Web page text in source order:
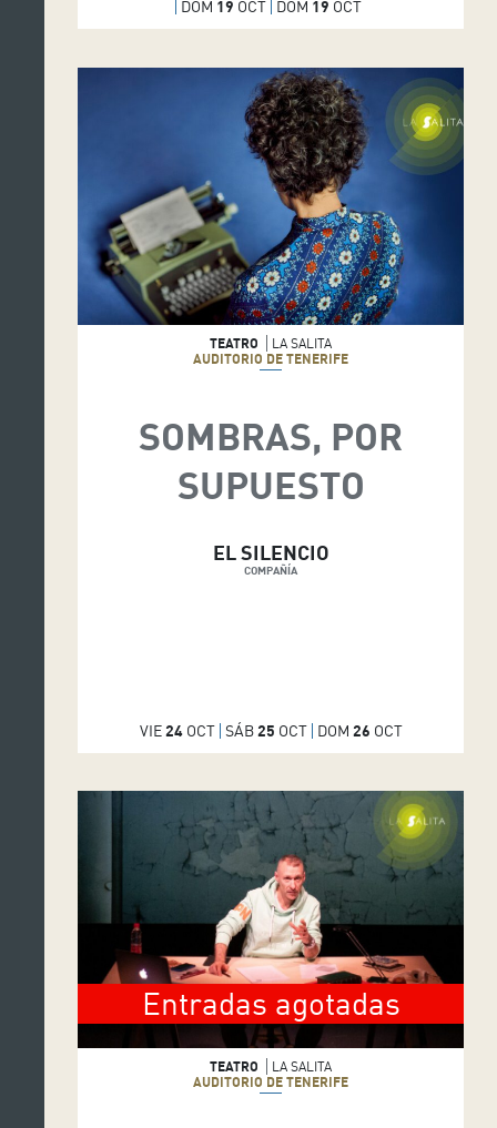
DOM 19 OCT DOM 19 OCT
TEATRO
LA SALITA
AUDITORIO DE TENERIFE
SOMBRAS, POR
SUPUESTO
EL SILENCIO
COMPAÑÍA
VIE24OCT SÁB25 OCT DOM 26 OCT
Entradas agotadas
TEATRO
LA SALITA
AUDITORIO DE TENERIFE